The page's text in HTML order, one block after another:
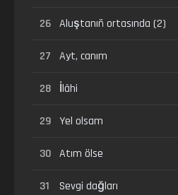
26 Aluştanıñ ortasında (2)
27 Ayt, canım
28 İlâhi
29 Yel olsam
30 Atım ölse
31 Sevgi dağları